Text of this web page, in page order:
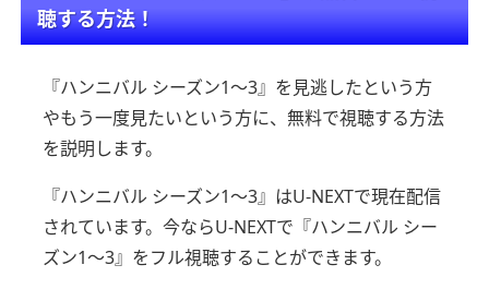
聴する方法！
『ハンニバル シーズン1～3』を見逃したという方
やもう一度見たいという方に、 無料で視聴する方法
を説明します。
『ハンニバル シーズン1～3』はU-NEXTで現在配信
されています。 今ならU-NEXTで『ハンニバル シー
ズン1～3』をフル視聴することができます。